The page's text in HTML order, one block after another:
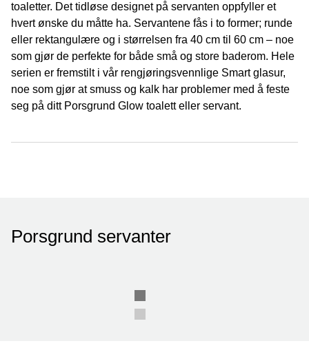
toaletter. Det tidløse designet på servanten oppfyller et
hvert ønske du måtte ha. Servantene fås i to former; runde
eller rektangulære og i størrelsen fra 40 cm til 60 cm – noe
som gjør de perfekte for både små og store baderom. Hele
serien er fremstilt i vår rengjøringsvennlige Smart glasur,
noe som gjør at smuss og kalk har problemer med å feste
seg på ditt Porsgrund Glow toalett eller servant.
Porsgrund servanter